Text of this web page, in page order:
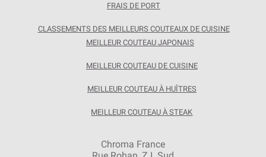
FRAIS DE PORT
CLASSEMENTS DES MEILLEURS COUTEAUX DE CUISINE
MEILLEUR COUTEAU JAPONAIS
MEILLEUR COUTEAU DE CUISINE
MEILLEUR COUTEAU À HUÎTRES
MEILLEUR COUTEAU À STEAK
Chroma France